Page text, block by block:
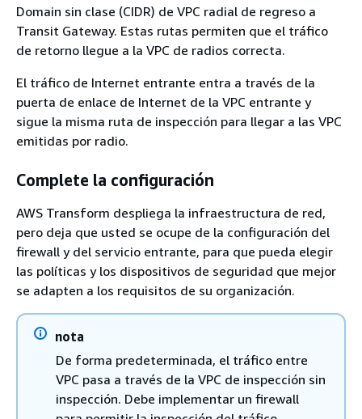
Domain sin clase (CIDR) de VPC radial de regreso a
Transit Gateway. Estas rutas permiten que el tráfico
de retorno llegue a la VPC de radios correcta.
El tráfico de Internet entrante entra a través de la
puerta de enlace de Internet de la VPC entrante y
sigue la misma ruta de inspección para llegar a las VPC
emitidas por radio.
Complete la configuración
AWS Transform despliega la infraestructura de red,
pero deja que usted se ocupe de la configuración del
firewall y del servicio entrante, para que pueda elegir
las políticas y los dispositivos de seguridad que mejor
se adapten a los requisitos de su organización.
nota
De forma predeterminada, el tráfico entre
VPC pasa a través de la VPC de inspección sin
inspección. Debe implementar un firewall